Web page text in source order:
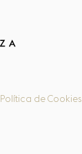
Política de Cookies